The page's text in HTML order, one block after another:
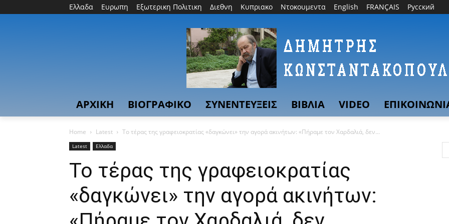
Ελλαδα Ευρωπη Εξωτερικη Πολιτικη Διεθνη Κυπριακο Ντοκουμεντα English FRANÇAIS Русский
ΑΡΧΙΚΗ ΒΙΟΓΡΑΦΙΚΟ ΣΥΝΕΝΤΕΥΞΕΙΣ ΒΙΒΛΙΑ VIDEO
Home Latest Το τέρας της γραφειοκρατίας «δαγκώνει» την αγορά ακινήτων: «Πήραμε τον Χαρδαλιά, δεν...
Latest Ελλαδα
Το τέρας της γραφειοκρατίας
«δαγκώνει» την αγορά ακινήτων: